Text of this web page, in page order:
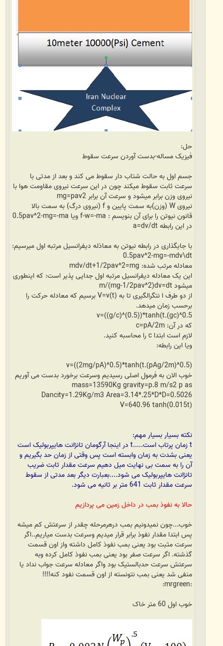
حل:
فیزیک مساله-بدست آوردن سرعت سقوط
جسم اول به حالت شتاب دار سقوط می کند و بعد از مدتی با
سرعت ثابت سقوط میکند چون در این سرعت نیروی مقاومت هوا با
نیروی وزن برابر میشود و سرعت آن برابر mg=pav2
نیروی W (وزن)به سمت پایین و f (نیروی درگ) به سمت بالا
قانون نیوتن را برای آن بنویسم : f-w=-ma ویا 0.5pav^2-mg=-ma
در این رابطه a=dv/dt
با جایگذاری در رابطه نیوتن به معاذله دیفرانسیل مرتبه اول میرسیم:
0.5pav^2-mg=-mdv\dt
معادله مرتب شده: mdv/dt+1/2pav^2=mg
این یک معادله دیفرانسیل مرتبه اول جدایی پذیر است: که اینطوری
میشود m/(mg-1/2pav^2)dv=dt
از دو طرف ا نتگرالگیری تا به V=v(t) برسیم که معادله حرکت را
برحسب زمان میدهد.
v=((g/c)^(0.5))*tanh(t.(gc)^0.5
که در آن: c=pA/2m
لازم است ابتدا c را محاسبه کنید.
ویا این رابطه:
v=((2mg/pA)^0.5)*tanh(t.(pAg/2m)^0.5)
خوب الان به فرمول اصلی رسیدیم وسرعت برخورد بدست می آوریم
mass=13590Kg gravity=p.8 m/s2 p as
Dancity=1.29Kg/m3 Area=3.14*.25*D*D=0.5026
V=640.96 tanh(0.015t)
نکته بسیار بسیار مهم:
t زمان پرتاب است.....t در اینجا آرگومان تانژانت هایپربولیک است
یعنی بشدت به زمان وابسته است پس وقتی از زمان حد بگیریم و
آن را به سمت بی نهایت میل دهیم سرعت مقدار ثابت ضریب
تانژانت هایپربولیک می شود....بعبارت دیگر بعد مدتی از سقوط
سرعت مقدار ثابت 641 متر بر ثانیه می شود.
حالا به نفوذ بمب در داخل زمین می پردازیم
خوب...چون نمیدونیم بمب درهرمرحله چقدر از سرعتش کم میشه
پس ابتدا مقدار نفوذ برابر قرار میدیم وسرعت بدست میاریم..اگر
سرعت مثبت بود یعنی بمب نفوذ کامل داشته واز اون قسمت
گذشته. اگر سرعت صفر بود یعنی بمب نفوذ کامل کرده وبه
سرعتش سرعت حدبالستیک بود واگر معادله سرعت جواب نداد یا
منفی شد یعنی بمب نتونسته از اون قسمت نفود کنه!!!!
خوب اول 60 متر خاک